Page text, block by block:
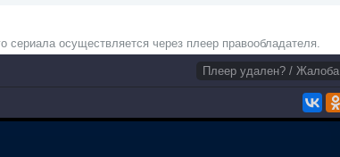
сериала осуществляется через плеер правообладателя.
Плеер удален? / Жалоба